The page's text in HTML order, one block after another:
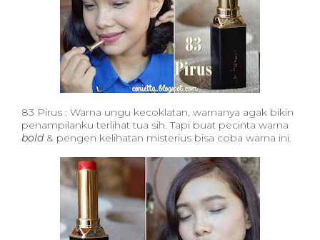
83 Pirus : Warna ungu kecoklatan, warnanya agak bikin
penampilanku terlihat tua sih. Tapi buat pecinta warna
bold& pengen kelihatan misterius bisa coba warna ini.